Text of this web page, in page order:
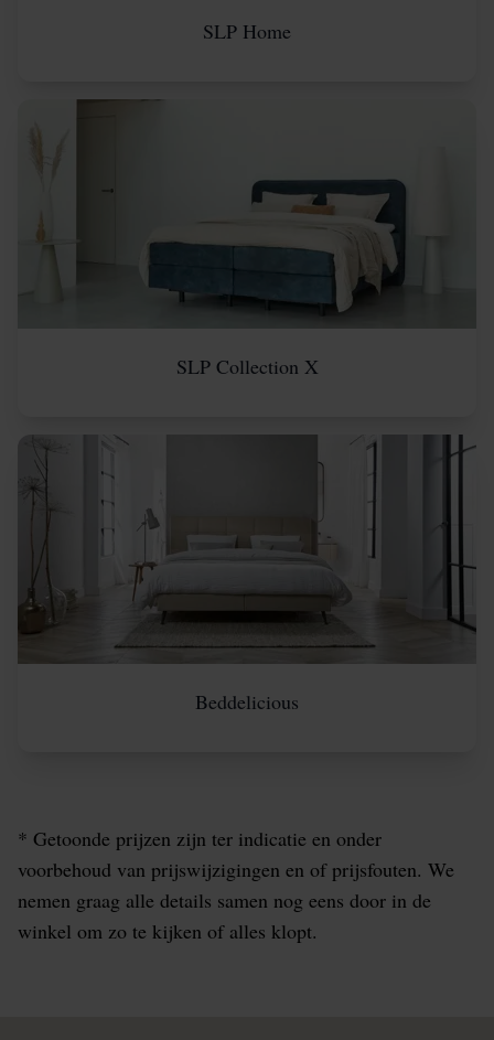
SLP Home
SLP Collection X
Beddelicious
* Getoonde prijzen zijn ter indicatie en onder
voorbehoud van prijswijzigingen en of prijsfouten. We
nemen graag alle details samen nog eens door in de
winkel om zo te kijken of alles klopt.